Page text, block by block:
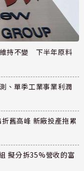
持不變 下半年原料
、單季工業事業利潤
舊高峰 新廠投產拖累
擬分拆35%營收的富